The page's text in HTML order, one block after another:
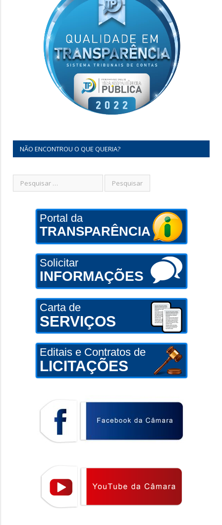
NÃO ENCONTROU O QUE QUERIA?
Portal da
TRANSPARÊNCIA
Solicitar
INFORMAÇÕES
Carta de
SERVIÇOS
Editais e Contratos de
LICITAÇÕES